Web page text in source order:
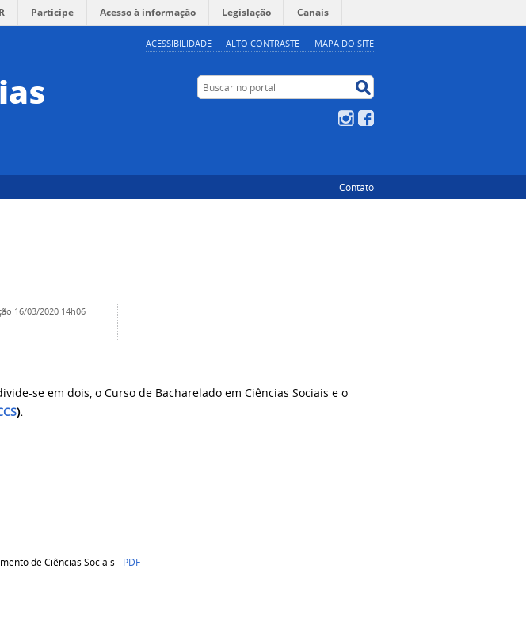
ACESSIBILIDADE ALTO CONTRASTE MAPA DO SITE
Participe Acesso à informação Legislação Canais
Buscar no portal
Instagram
Contato
16/03/2020 14h06
se em dois, o Curso de Bacharelado em Ciências Sociais e o
).
de Ciências Sociais - PDF